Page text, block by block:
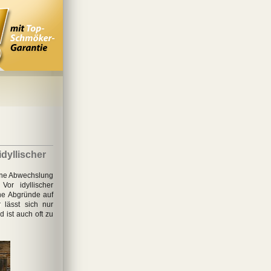
Abwechslung
idyllischer
Abgründe auf
lässt sich nur
ist auch oft zu